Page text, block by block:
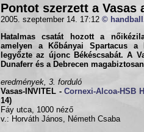
Pontot szerzett a Vasas
2005. szeptember 14. 17:12 ©
Hatalmas csatát hozott a
amelyen a Kőbányai Spartacus a
legyőzte az újonc Békéscsabát. A
Dunaferr és a Debrecen
eredmények, 3. forduló
Vasas-INVITEL -Cornexi-Alcoa-HSB
14)
Fáy utca, 1000 néző
v.: Horváth János, Németh Csaba